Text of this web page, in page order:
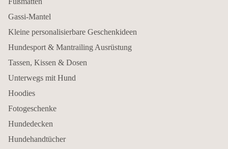
Gassi-Mantel
Kleine personalisierbare Geschenkideen
Hundesport & Mantrailing Ausrüstung
Tassen, Kissen & Dosen
Unterwegs mit Hund
Hoodies
Fotogeschenke
Hundedecken
Hundehandtücher